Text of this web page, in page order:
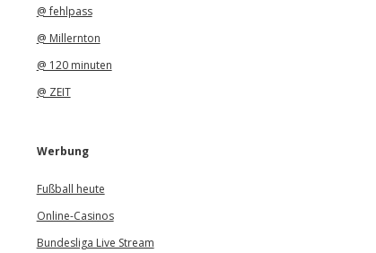
@ fehlpass
@ Millernton
@ 120 minuten
@ ZEIT
Werbung
Fußball heute
Online-Casinos
Bundesliga Live Stream